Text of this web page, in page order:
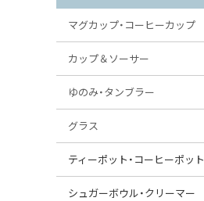
マグカップ・コーヒーカップ
カップ＆ソーサー
ゆのみ・タンブラー
グラス
ティーポット・コーヒーポット
ティーポット
シュガーボウル・クリーマー